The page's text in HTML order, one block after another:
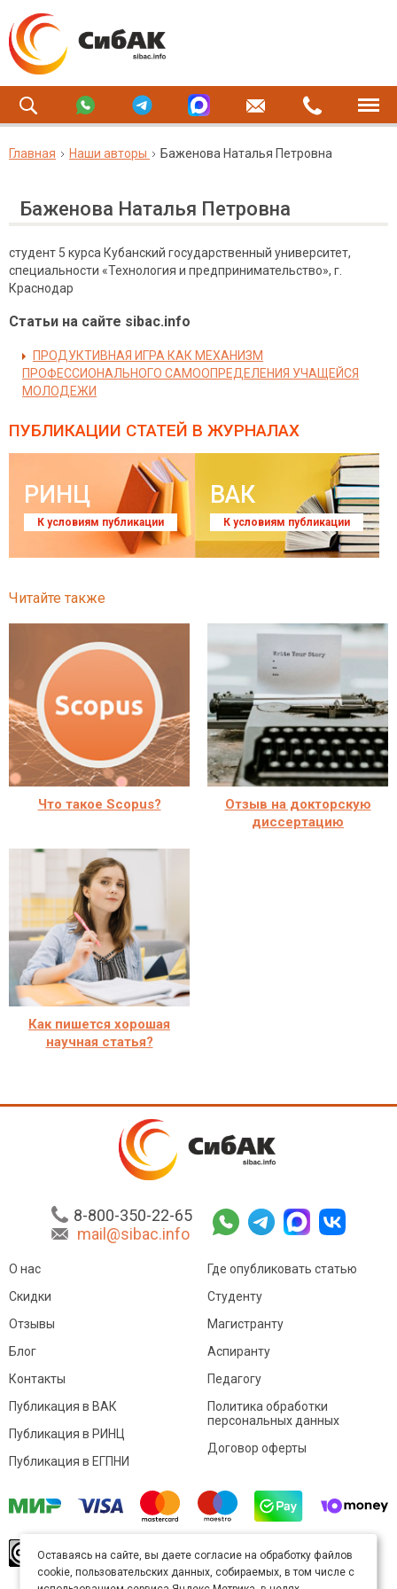
Главная Наши авторы Баженова Наталья Петровна
Баженова Наталья Петровна
студент 5 курса Кубанский государственный университет,
специальности «Технология и предпринимательство», г.
Краснодар
Статьи на сайте sibac.info
ПРОДУКТИВНАЯ ИГРА КАК МЕХАНИЗМ
ПРОФЕССИОНАЛЬНОГО САМООПРЕДЕЛЕНИЯ УЧАЩЕЙСЯ
МОЛОДЕЖИ
ПУБЛИКАЦИИ СТАТЕЙ В ЖУРНАЛАХ
РИНЦ
К условиям публикации
ВАК
К условиям публикации
Читайте также
Что такое Scopus?
Отзыв на докторскую
диссертацию
Как пишется хорошая
научная статья?
8-800-350-22-65
mail@sibac.info
О нас
Скидки
Отзывы
Блог
Контакты
Где опубликовать статью
Студенту
Магистранту
Аспиранту
Педагогу
Публикация в ВАК
Публикация в РИНЦ
Публикация в ЕГПНИ
Политика обработки
персональных данных
Договор оферты
произведение доступно полицензии Creative
Commons «Attribution» («Атрибуция») 4.0
Оставаясь на сайте, вы даете согласие на обработку файлов
cookie, пользовательских данных, собираемых, в том числе с